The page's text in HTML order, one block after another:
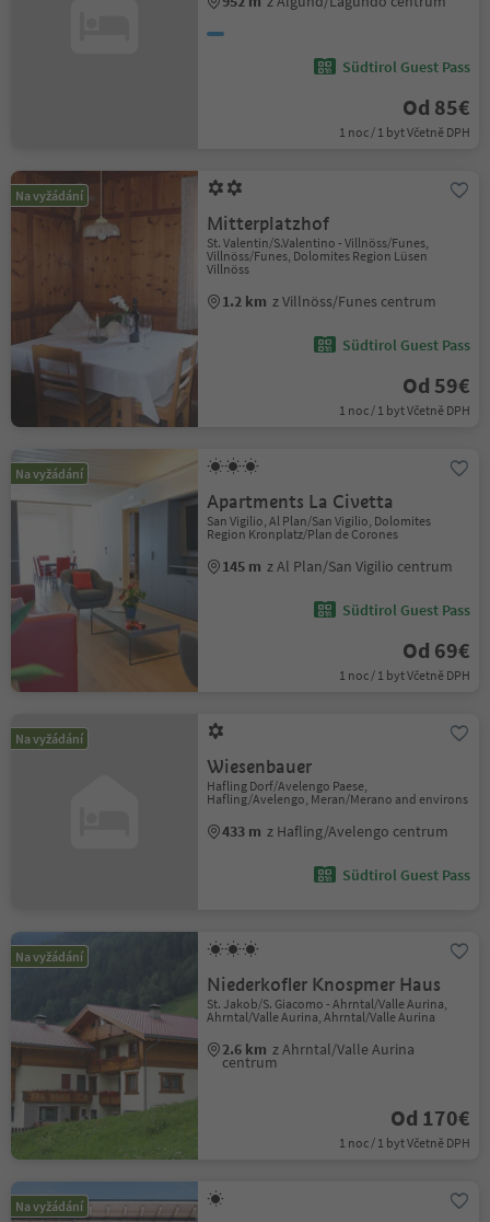
Südtirol Guest Pass
Od 85€
1 noc / 1 byt Včetně DPH
Na vyžádání
Mitterplatzhof
St. Valentin/S.Valentino - Villnöss/Funes,
Villnöss/Funes, Dolomites Region Lüsen
Villnöss
1.2 km z Villnöss/Funes centrum
Südtirol Guest Pass
Od 59€
1 noc / 1 byt Včetně DPH
Na vyžádání
Apartments La Civetta
San Vigilio, Al Plan/San Vigilio, Dolomites
Region Kronplatz/Plan de Corones
145 m z Al Plan/San Vigilio centrum
Südtirol Guest Pass
Od 69€
1 noc / 1 byt Včetně DPH
Na vyžádání
Wiesenbauer
Hafling Dorf/Avelengo Paese,
Hafling/Avelengo, Meran/Merano and environs
433 m z Hafling/Avelengo centrum
Südtirol Guest Pass
Na vyžádání
Niederkofler Knospmer Haus
St. Jakob/S. Giacomo - Ahrntal/Valle Aurina,
Ahrntal/Valle Aurina, Ahrntal/Valle Aurina
2.6 km z Ahrntal/Valle Aurina
centrum
Od 170€
1 noc / 1 byt Včetně DPH
Na vyžádání